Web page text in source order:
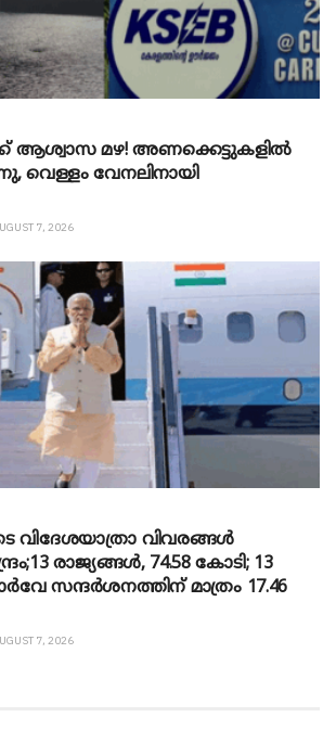
മഴ! അണക്കെട്ടുകളിൽ
വെള്ളം വേനലിനായി
7, 2026
വിദേശയാത്രാ വിവരങ്ങൾ
രാജ്യങ്ങൾ, 74.58 കോടി; 13
സന്ദർശനത്തിന് മാത്രം 17.46
7, 2026